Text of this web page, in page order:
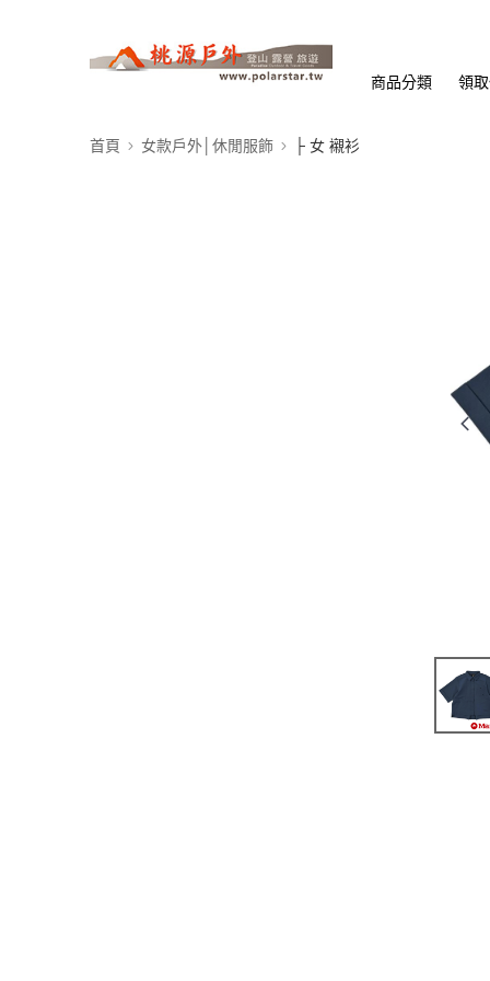
商品分類 領
首頁 女款戶外│休閒服飾 ├ 女 襯衫